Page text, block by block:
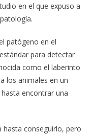
en el que expuso a
patógeno en el
para detectar
como el laberinto
los animales en un
encontrar una
hasta conseguirlo, pero